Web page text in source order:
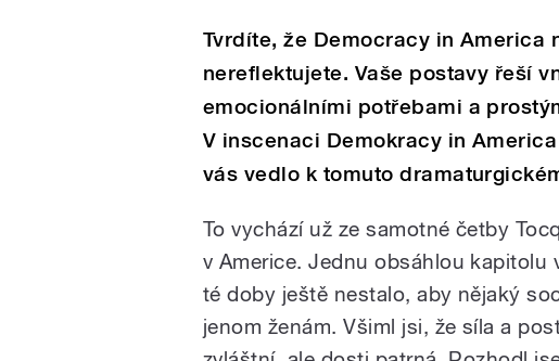
Tvrdíte, že Democracy in
nereflektujete. Vaše postavy řeší
emocionálními potřebami a
V inscenaci Demokracy in
vás vedlo k tomuto
To vychází už ze samotné četby
v Americe. Jednu obsáhlou kapitolu
té doby ještě nestalo, aby nějaký
jenom ženám. Všiml jsi, že síla a